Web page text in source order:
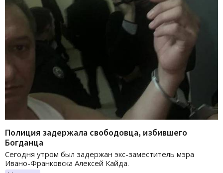
Полиция задержала свободовца, избившего
Богданца
Сегодня утром был задержан экс-заместитель мэра
Ивано-Франковска Алексей Кайда.